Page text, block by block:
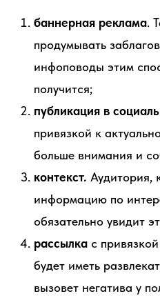
баннерная реклама.
продумывать
инфоповоды этим
получится;
публикация в
привязкой к
больше внимания и
контекст. Аудитория,
информацию по
обязательно увидит
рассылка с
будет иметь
вызовет негатива у